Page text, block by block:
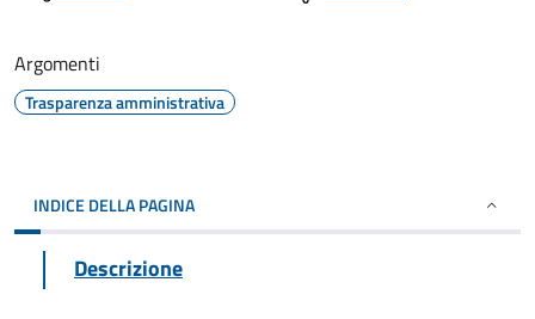
Argomenti
Trasparenza amministrativa
INDICE DELLA PAGINA
Descrizione